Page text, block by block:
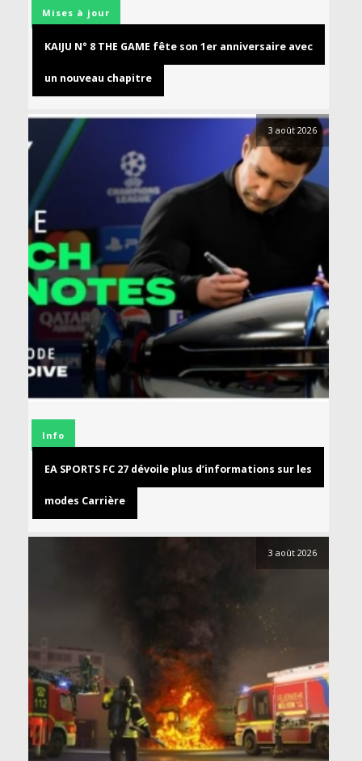
Mises à jour
KAIJU N° 8 THE GAME fête son 1er anniversaire avec
un nouveau chapitre
3 août 2026
Info
EA SPORTS FC 27 dévoile plus d’informations sur les
modes Carrière
3 août 2026